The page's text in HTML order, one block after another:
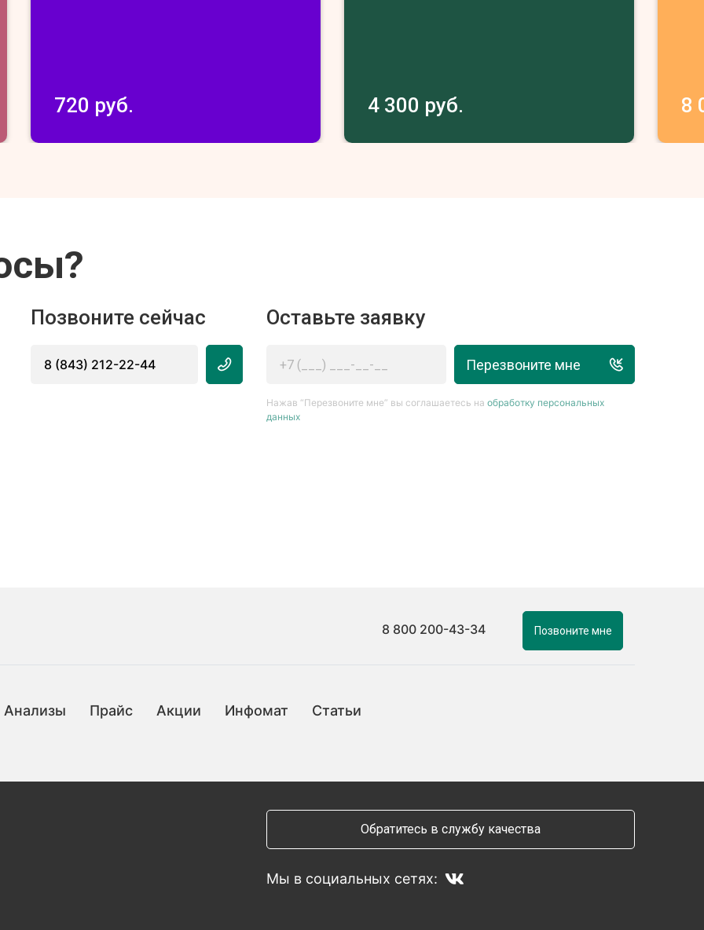
720 руб. 4 300 руб. 8
Позвоните сейчас
8 (843) 212-22-44
Оставьте заявку
Перезвоните мне
Нажав “Перезвоните мне” вы соглашаетесь на обработку персональных
данных
8 800 200-43-34 Позвоните мне
Анализы Прайс Акции Инфомат Статьи
Обратитесь в службу качества
Мы в социальных сетях: